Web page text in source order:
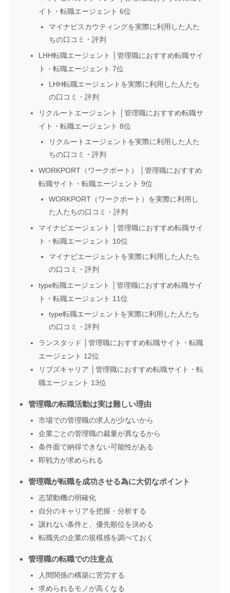
イト・転職エージェント 6位
マイナビスカウティングを実際に利用した人た
ちの口コミ・評判
LHH転職エージェント │管理職におすすめ転職サイ
ト・転職エージェント 7位
LHH転職エージェントを実際に利用した人たち
の口コミ・評判
リクルートエージェント │管理職におすすめ転職サ
イト・転職エージェント 8位
リクルートエージェントを実際に利用した人た
ちの口コミ・評判
WORKPORT（ワークポート） │管理職におすすめ
転職サイト・転職エージェント 9位
WORKPORT（ワークポート）を実際に利用し
た人たちの口コミ・評判
マイナビエージェント │管理職におすすめ転職サイ
ト・転職エージェント 10位
マイナビエージェントを実際に利用した人たち
の口コミ・評判
type転職エージェント │管理職におすすめ転職サイ
ト・転職エージェント 11位
type転職エージェントを実際に利用した人たち
の口コミ・評判
ランスタッド │管理職におすすめ転職サイト・転職
エージェント 12位
リブズキャリア │管理職におすすめ転職サイト・転
職エージェント 13位
管理職の転職活動は実は難しい理由
市場での管理職の求人が少ないから
企業ごとの管理職の裁量が異なるから
条件面で納得できない可能性がある
即戦力が求められる
管理職が転職を成功させる為に大切なポイント
志望動機の明確化
自分のキャリアを把握・分析する
譲れない条件と、優先順位を決める
転職先の企業の規模感を調べておく
管理職の転職での注意点
人間関係の構築に苦労する
求められるモノが高くなる